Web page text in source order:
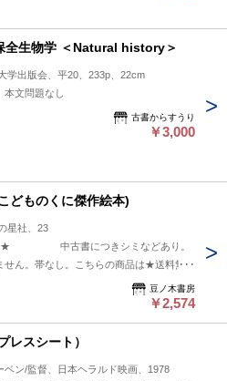
全生物学 ＜Natural history＞
学出版会、平20、233p、22cm
文問題なし
古書からすうり
￥3,000
どものくに傑作絵本)
星社、23
★ 中古書につきシミなどあり。
せん。帯なし。こちらの商品は★送料無料
豆ノ木書房
￥2,574
レスシート）
ベン/監督、日本ヘラルド映画、1978